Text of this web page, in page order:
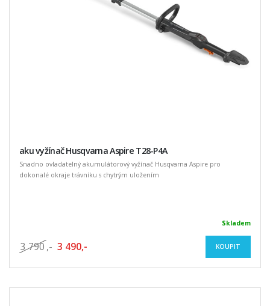
aku vyžínač Husqvarna Aspire T28-P4A
Snadno ovladatelný akumulátorový vyžínač Husqvarna Aspire pro
dokonalé okraje trávníku s chytrým uložením
Skladem
3 790 ,- 3 490,- KOUPIT